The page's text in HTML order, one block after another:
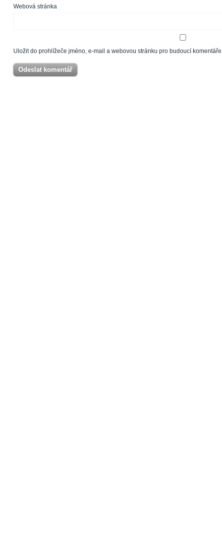
Webová stránka
Uložit do prohlížeče jméno, e-mail a webovou stránku pro budoucí